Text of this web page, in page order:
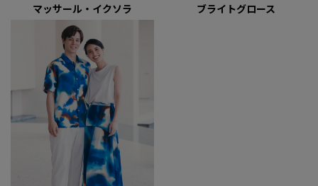
マッサール・イクソラ ブライトグロース